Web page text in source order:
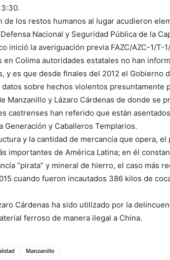
de los restos humanos al lugar acudieron
Nacional y Seguridad Pública de la
inició la averiguación previa FAZC/AZC-1/
en Colima autoridades estatales no han
y es que desde finales del 2012 el Gobierno
sobre hechos violentos presuntamente
Manzanillo y Lázaro Cárdenas de donde se
castrenses han referido que están
Generación y Caballeros Templarios.
y la cantidad de mercancía que opera,
importantes de América Latina; en él
“pirata” y mineral de hierro, el caso más
cuando fueron incautados 386 kilos de
Cárdenas ha sido utilizado por la
ferroso de manera ilegal a China.
Manzanillo